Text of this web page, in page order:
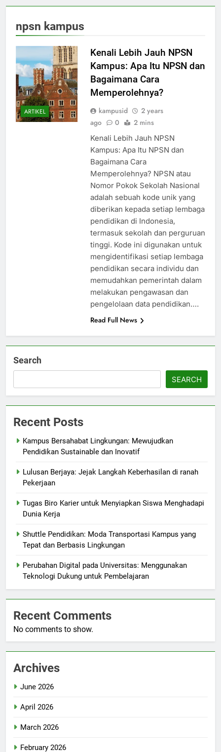
npsn kampus
ARTIKEL
Kenali Lebih Jauh NPSN
Kampus: Apa Itu NPSN dan
Bagaimana Cara
Memperolehnya?
kampusid
2 years
ago
0 2 mins
Kenali Lebih Jauh NPSN
Kampus: Apa Itu NPSN dan
Bagaimana Cara
Memperolehnya? NPSN atau
Nomor Pokok Sekolah Nasional
adalah sebuah kode unik yang
diberikan kepada setiap lembaga
pendidikan di Indonesia,
termasuk sekolah dan perguruan
tinggi. Kode ini digunakan untuk
mengidentifikasi setiap lembaga
pendidikan secara individu dan
memudahkan pemerintah dalam
melakukan pengawasan dan
pengelolaan data pendidikan….
Read Full News
Search
SEARCH
Recent Posts
Kampus Bersahabat Lingkungan: Mewujudkan
Pendidikan Sustainable dan Inovatif
Lulusan Berjaya: Jejak Langkah Keberhasilan di ranah
Pekerjaan
Tugas Biro Karier untuk Menyiapkan Siswa Menghadapi
Dunia Kerja
Shuttle Pendidikan: Moda Transportasi Kampus yang
Tepat dan Berbasis Lingkungan
Perubahan Digital pada Universitas: Menggunakan
Teknologi Dukung untuk Pembelajaran
Recent Comments
No comments to show.
Archives
June 2026
April 2026
March 2026
February 2026